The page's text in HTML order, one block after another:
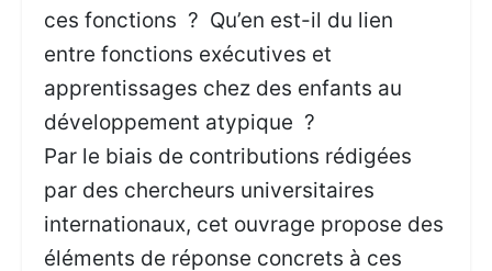
ces fonctions ? Qu’en est-il du lien
entre fonctions exécutives et
apprentissages chez des enfants au
développement atypique ?
Par le biais de contributions rédigées
par des chercheurs universitaires
internationaux, cet ouvrage propose des
éléments de réponse concrets à ces